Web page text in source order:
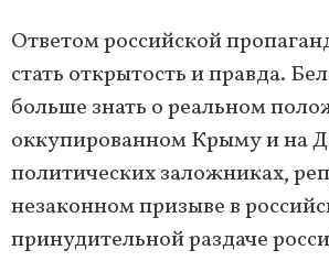
Ответом российской
стать открытость и правда.
больше знать о реальном
оккупированном Крыму и на
политических заложниках,
незаконном призыве в
принудительной раздаче